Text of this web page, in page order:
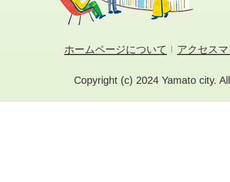
ホームページについて アクセス
Copyright (c) 2024 Yamato city.